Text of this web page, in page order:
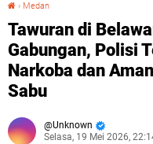
› Medan
Tawuran di
Gabungan, Polisi
Narkoba dan
Sabu
Unknown
Selasa, 19 Mei 2026,